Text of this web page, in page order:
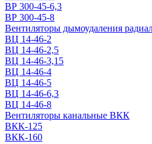
ВР 300-45-6,3
ВР 300-45-8
Вентиляторы дымоудаления
ВЦ 14-46-2
ВЦ 14-46-2,5
ВЦ 14-46-3,15
ВЦ 14-46-4
ВЦ 14-46-5
ВЦ 14-46-6,3
ВЦ 14-46-8
Вентиляторы канальные ВКК
ВКК-125
ВКК-160